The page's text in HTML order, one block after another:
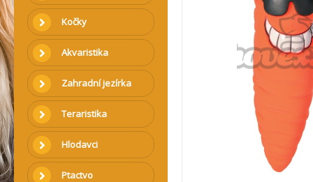
Kočky
Akvaristika
Zahradní jezírka
Teraristika
Hlodavci
Ptactvo